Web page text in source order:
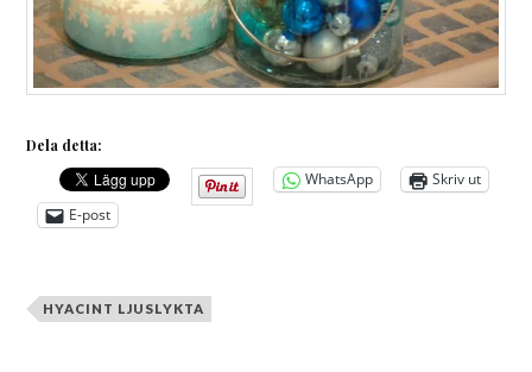
Dela detta:
WhatsApp
Skriv ut
E-post
HYACINT LJUSLYKTA